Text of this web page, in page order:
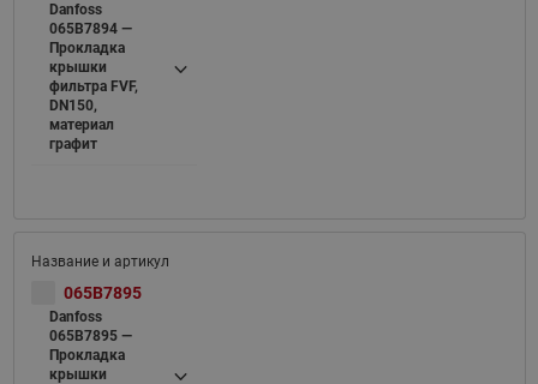
Danfoss
065B7894 —
Прокладка
крышки
фильтра FVF,
DN150,
материал
графит
065B7895
Danfoss
065B7895 —
Прокладка
крышки